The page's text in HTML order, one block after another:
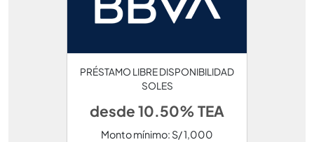
PRÉSTAMO LIBRE DISPONIBILIDAD
SOLES
desde 10.50% TEA
Monto mínimo: S/ 1,000